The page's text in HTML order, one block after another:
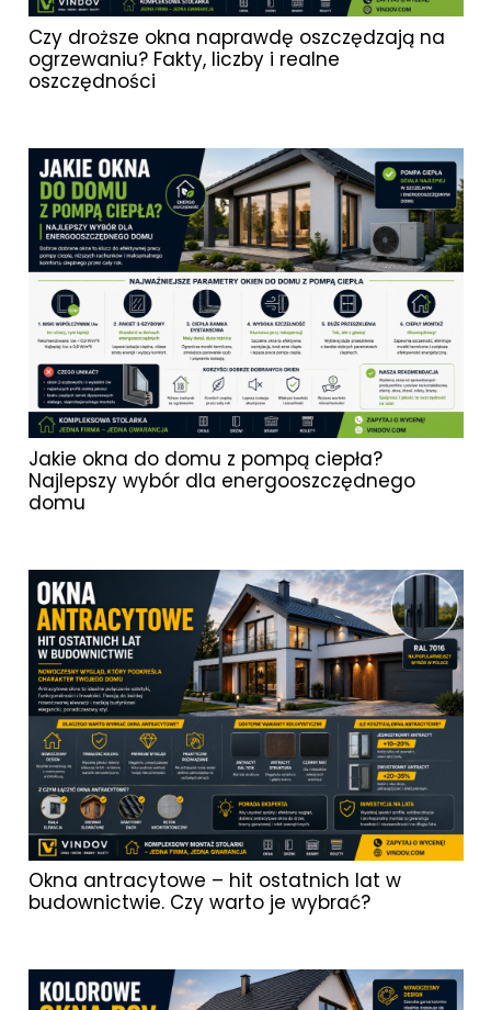
Czy droższe okna naprawdę oszczędzają na
ogrzewaniu? Fakty, liczby i realne
oszczędności
Jakie okna do domu z pompą ciepła?
Najlepszy wybór dla energooszczędnego
domu
Okna antracytowe – hit ostatnich lat w
budownictwie. Czy warto je wybrać?